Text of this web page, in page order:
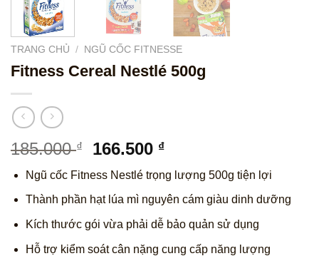
TRANG CHỦ / NGŨ CỐC FITNESSE
Fitness Cereal Nestlé 500g
185.000₫
Giá
là:
185.000 ₫.
166.500 ₫Giá
tại
là:
166.500 ₫.
Ngũ cốc Fitness Nestlé trọng lượng 500g tiện lợi
Thành phần hạt lúa mì nguyên cám giàu dinh dưỡng
Kích thước gói vừa phải dễ bảo quản sử dụng
Hỗ trợ kiểm soát cân nặng cung cấp năng lượng